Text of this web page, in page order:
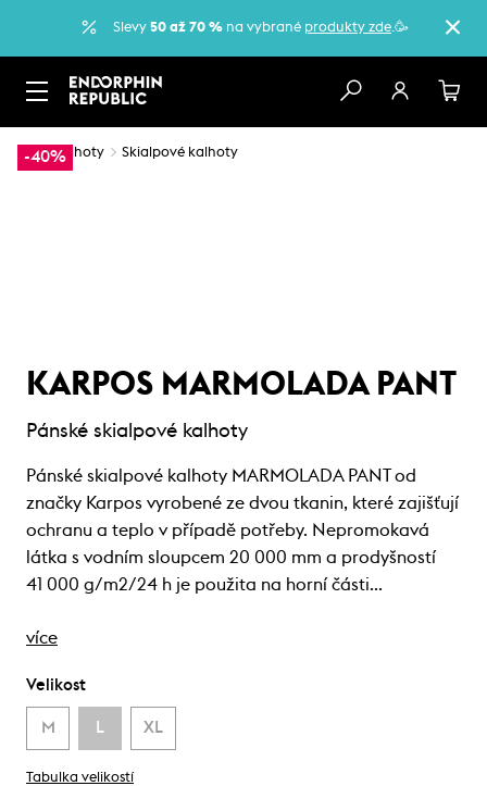
Slevy 50 až 70 % na vybrané produkty zde.🥳
-40%
… Kalhoty Skialpové kalhoty
KARPOS MARMOLADA PANT
Pánské skialpové kalhoty
Pánské skialpové kalhoty MARMOLADA PANT od
značky Karpos vyrobené ze dvou tkanin, které zajišťují
ochranu a teplo v případě potřeby. Nepromokavá
látka s vodním sloupcem 20 000 mm a prodyšností
41 000 g/m2/24 h je použita na horní části…
více
Velikost
M L XL
Tabulka velikostí